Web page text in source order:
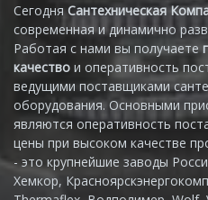
СегодняСантехническая
современная и динамично
Работая с нами вы получаете
качество и оперативность
ведущими поставщиками
оборудования. Основными
являются оперативность
цены при высоком качестве
- это крупнейшие заводы
Хемкор,